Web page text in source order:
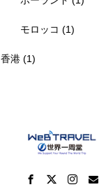
モロッコ (1)
香港 (1)